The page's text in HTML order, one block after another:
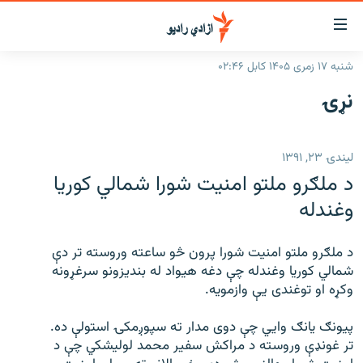
د
لاسرسۍ
وړ
لېنکونه
اصلي
ته
ورتلل
اصلي
مېنو
ته
لټون
پاڼې
مراجعه
راپورونه
سیمه
منځنی ختیځ
افغانستان
نړۍ
د خپرونو جدول
مرکې
انځوریزه برخه
ورزش
د کډوالۍ بحران
'کووېډ-۱۹'
شنبه ۱۷ زمری ۱۴۰۵ کابل ۰۲:۴۶
نړۍ
لیندۍ ۲۳, ۱۳۹۱
د ملګرو ملتو امنیت شورا شمالي کوریا
وغندله
د ملګرو ملتو امنیت شورا پرون څو ساعته وروسته تر دې
شمالي کوریا وغندله چې دغه هیواد له بندیزونو سرغړونه
وکړه او توغندی یې وازمویه.
پیونګ یانګ وایي چې دوی مدار ته سپوږمکۍ استولې ده.
تر غونډې وروسته د مراکش سفیر محمد لولیشکي چې د